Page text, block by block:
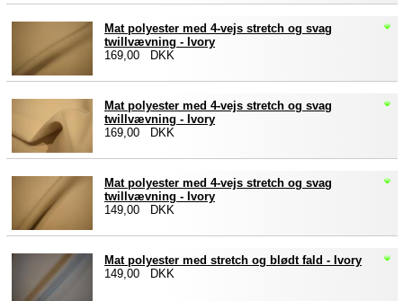
Mat polyester med 4-vejs stretch og svag
twillvævning - Ivory
169,00 DKK
Mat polyester med 4-vejs stretch og svag
twillvævning - Ivory
169,00 DKK
Mat polyester med 4-vejs stretch og svag
twillvævning - Ivory
149,00 DKK
Mat polyester med stretch og blødt fald - Ivory
149,00 DKK